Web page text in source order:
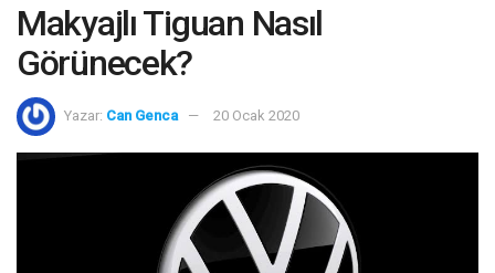
Makyajlı Tiguan Nasıl
Görünecek?
Yazar: Can Genca 20 Ocak 2020